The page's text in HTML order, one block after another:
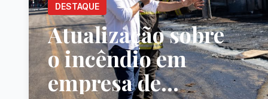
DESTAQUE
Atualização sobre
o incêndio em
empresa de